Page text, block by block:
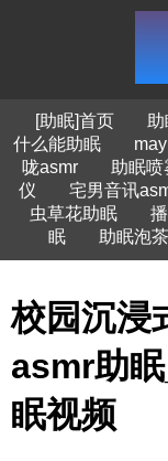
[助眠]首页
什么能助眠
咙asmr
助眠
仪
宅男音讯
虫草花助眠
眠
助眠泡
校园沉浸
asmr助
眠视频